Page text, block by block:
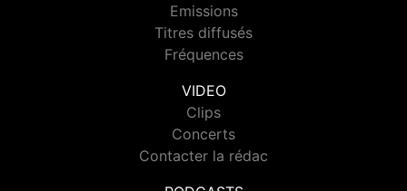
Emissions
Titres diffusés
Fréquences
VIDEO
Clips
Concerts
Contacter la rédac